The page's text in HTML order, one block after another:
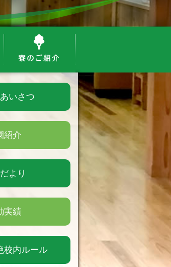
いさつ
紹介
より
実績
校内ルール